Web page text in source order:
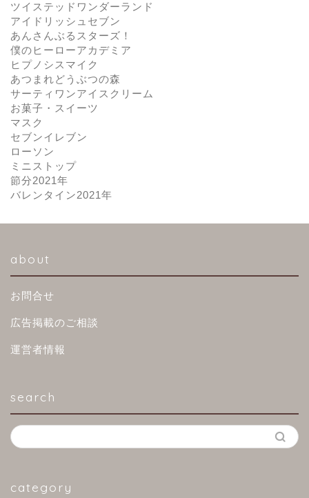
ツイステッドワンダーランド
アイドリッシュセブン
あんさんぶるスターズ！
僕のヒーローアカデミア
ヒプノシスマイク
あつまれどうぶつの森
サーティワンアイスクリーム
お菓子・スイーツ
マスク
セブンイレブン
ローソン
ミニストップ
節分2021年
バレンタイン2021年
about
お問合せ
広告掲載のご相談
運営者情報
search
category